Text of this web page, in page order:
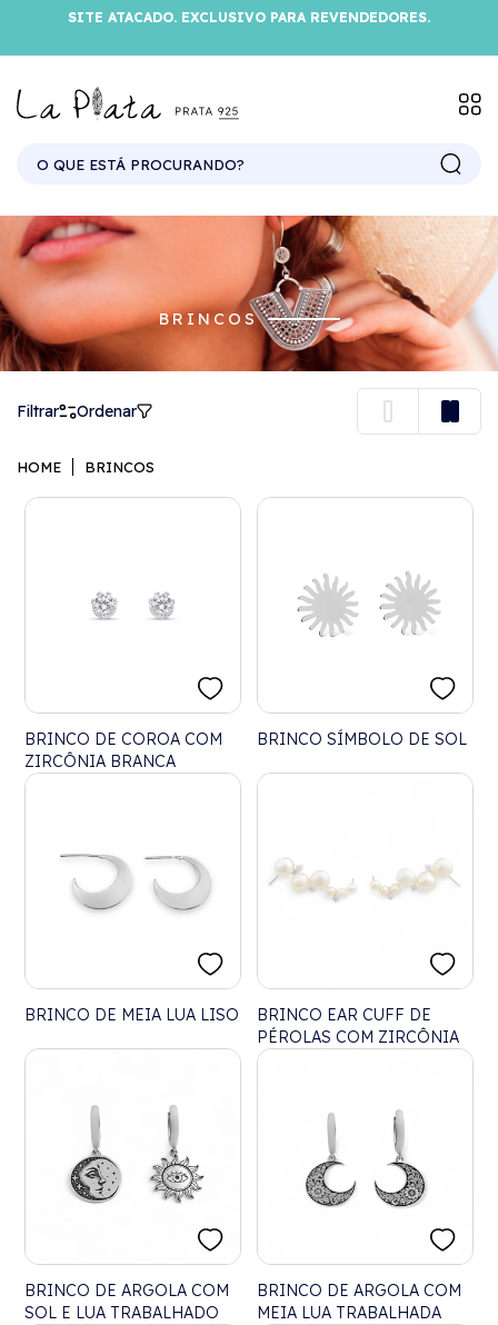
SITE ATACADO. EXCLUSIVO PARA REVENDEDORES.
BRINCOS
Filtrar Ordenar
HOME BRINCOS
BRINCO DE COROA COM
ZIRCÔNIA BRANCA
BRINCO SÍMBOLO DE SOL
BRINCO DE MEIA LUA LISO
BRINCO EAR CUFF DE
PÉROLAS COM ZIRCÔNIA
BRINCO DE ARGOLA COM
SOL E LUA TRABALHADO
BRINCO DE ARGOLA COM
MEIA LUA TRABALHADA